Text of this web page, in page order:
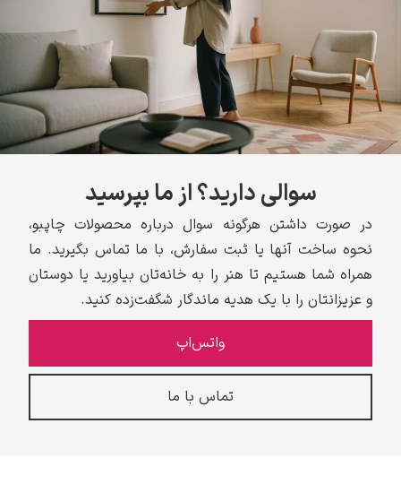
سوالی دارید؟ از ما بپرسید
در صورت داشتن هرگونه سوال درباره محصولات چاپبو،
نحوه ساخت آنها یا ثبت سفارش، با ما تماس بگیرید. ما
همراه شما هستیم تا هنر را به خانه‌تان بیاورید یا دوستان
و عزیزانتان را با یک هدیه ماندگار شگفت‌زده کنید.
واتس‌اپ
تماس با ما